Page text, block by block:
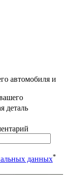
автомобиля и
деталь
данных*